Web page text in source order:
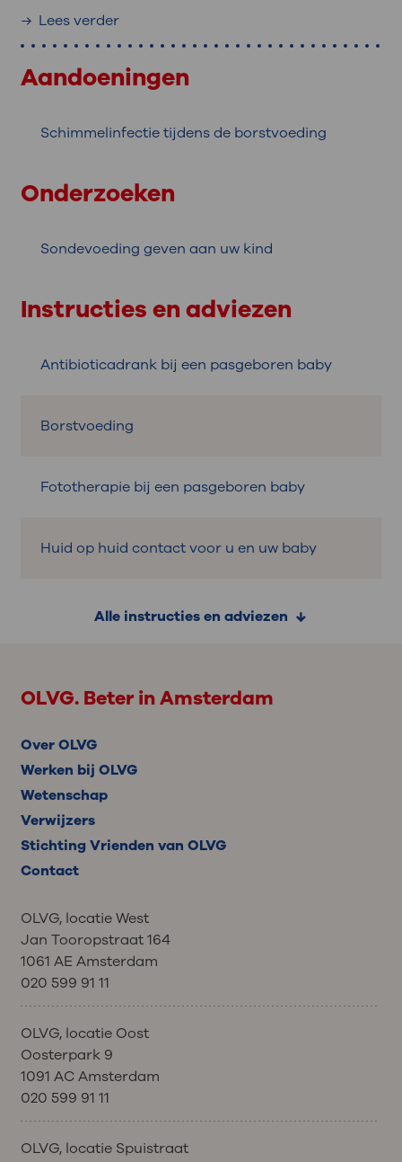
Lees verder
Aandoeningen
Schimmelinfectie tijdens de borstvoeding
Onderzoeken
Sondevoeding geven aan uw kind
Instructies en adviezen
Antibioticadrank bij een pasgeboren baby
Borstvoeding
Fototherapie bij een pasgeboren baby
Huid op huid contact voor u en uw baby
Alle instructies en adviezen
OLVG. Beter in Amsterdam
Over OLVG
Werken bij OLVG
Wetenschap
Verwijzers
Stichting Vrienden van OLVG
Contact
OLVG, locatie West
Jan Tooropstraat 164
1061 AE Amsterdam
020 599 91 11
OLVG, locatie Oost
Oosterpark 9
1091 AC Amsterdam
020 599 91 11
OLVG, locatie Spuistraat